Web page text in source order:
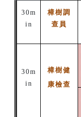
30m
in
樟樹調
查員
30m
in
樟樹健
康檢查